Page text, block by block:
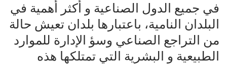
في جميع الدول الصناعية و أكثر أهمية في
البلدان النامية، باعتبارها بلدان تعيش حالة
من التراجع الصناعي وسؤ الإدارة للموارد
الطبيعية و البشرية التي تمتلكها هذه